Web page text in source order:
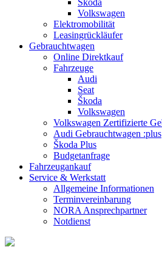
Škoda
Volkswagen
Elektromobilität
Leasingrückläufer
Gebrauchtwagen
Online Direktkauf
Fahrzeuge
Audi
Seat
Škoda
Volkswagen
Volkswagen Zertifizierte
Audi Gebrauchtwagen :plus
Škoda Plus
Budgetanfrage
Fahrzeugankauf
Service & Werkstatt
Allgemeine Informationen
Terminvereinbarung
NORA Ansprechpartner
Notdienst